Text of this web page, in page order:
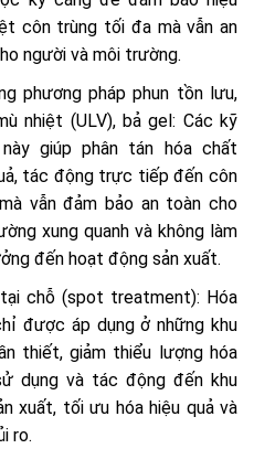
côn trùng tối đa mà vẫn an
người và môi trường.
phương pháp phun tồn lưu,
nhiệt (ULV), bả gel: Các kỹ
giúp phân tán hóa chất
tác động trực tiếp đến côn
vẫn đảm bảo an toàn cho
xung quanh và không làm
đến hoạt động sản xuất.
chỗ (spot treatment): Hóa
được áp dụng ở những khu
thiết, giảm thiểu lượng hóa
dụng và tác động đến khu
xuất, tối ưu hóa hiệu quả và
ro.